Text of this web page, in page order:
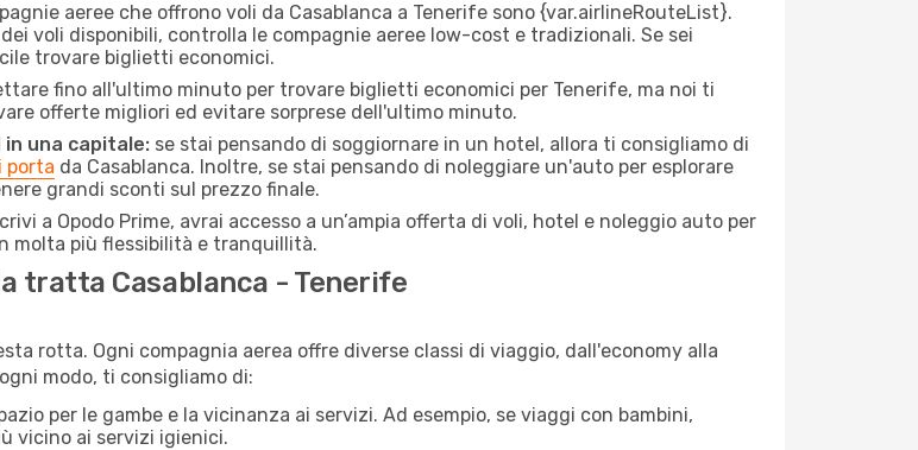
aeree che offrono voli da Casablanca a Tenerife sono {​var.airlineRouteList}.
voli disponibili, controlla le compagnie aeree low-cost e tradizionali. Se sei
trovare biglietti economici.
fino all'ultimo minuto per trovare biglietti economici per Tenerife, ma noi ti
offerte migliori ed evitare sorprese dell'ultimo minuto.
una capitale: se stai pensando di soggiornare in un hotel, allora ti consigliamo di
porta da Casablanca. Inoltre, se stai pensando di noleggiare un'auto per esplorare
grandi sconti sul prezzo finale.
a Opodo Prime, avrai accesso a un’ampia offerta di voli, hotel e noleggio auto per
molta più flessibilità e tranquillità.
tratta Casablanca - Tenerife
rotta. Ogni compagnia aerea offre diverse classi di viaggio, dall'economy alla
modo, ti consigliamo di:
per le gambe e la vicinanza ai servizi. Ad esempio, se viaggi con bambini,
vicino ai servizi igienici.